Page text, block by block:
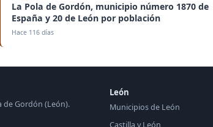
La Pola de Gordón, municipio número 1870 de
España y 20 de León por población
Hace 116 días
de Gordón (León).
León
Municipios de León